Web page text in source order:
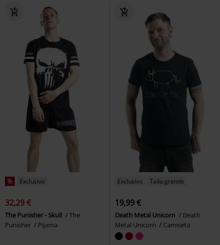
% Exclusivo
32,29 €
The Punisher - Skull
The
Punisher
Pijama
Exclusivo Talla grande
19,99 €
Death Metal Unicorn
Death
Metal Unicorn
Camiseta